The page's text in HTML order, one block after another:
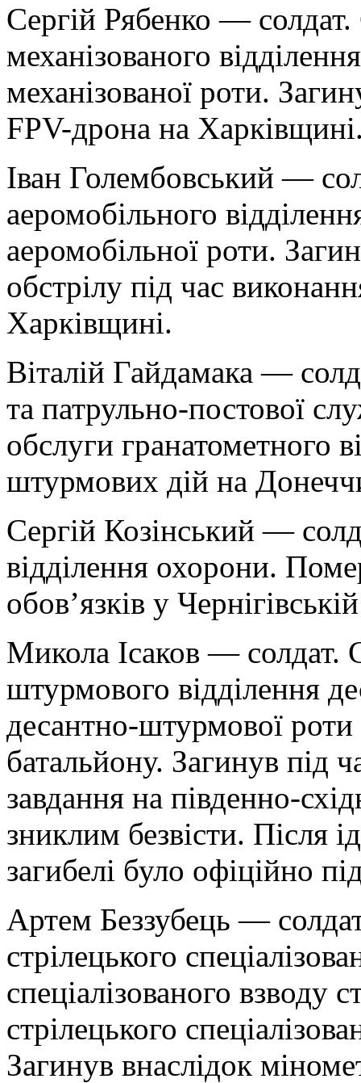
Сергій Рябенко —
механізованого
механізованої роти.
FPV-дрона на
Іван Голембовський —
аеромобільного
аеромобільної роти.
обстрілу під час
Харківщині.
Віталій Гайдамака —
та патрульно-постової
обслуги гранатометного
штурмових дій на
Сергій Козінський —
відділення охорони.
обов’язків у
Микола Ісаков — солдат.
штурмового відділення
десантно-штурмової
батальйону. Загинув під
завдання на південно-
зниклим безвісти. Після
загибелі було офіційно
Артем Беззубець —
стрілецького
спеціалізованого взводу
стрілецького
Загинув внаслідок